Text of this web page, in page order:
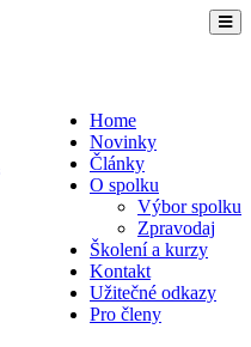
Home
Novinky
Články
O spolku
Výbor spolku
Zpravodaj
Školení a kurzy
Kontakt
Užitečné odkazy
Pro členy